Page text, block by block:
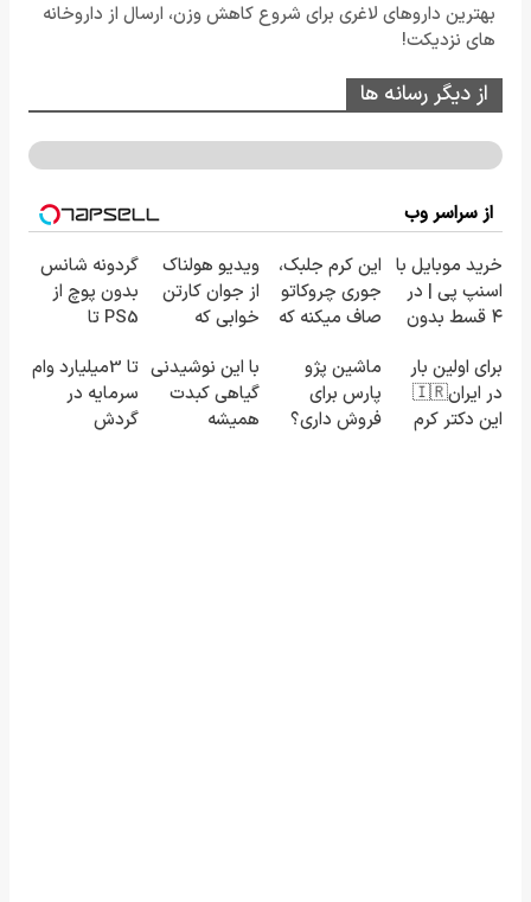
بهترین داروهای لاغری برای شروع کاهش وزن، ارسال از داروخانه
های نزدیکت!
از دیگر رسانه ها
از سراسر وب
خرید موبایل با
اسنپ پی | در
۴ قسط بدون
این کرم جلبک،
جوری چروکاتو
صاف میکنه که
کردی!(تخفیف
ویژه)
ویدیو هولناک
از جوان کارتن
خوابی که
آموزش رایگان
گردونه شانس
بدون پوچ از
PS5 تا
کوین 🔥
برای اولین بار
در ایران🇮🇷
این دکتر کرم
ماشین پژو
پارس برای
فروش داری؟
با این نوشیدنی
گیاهی کبدت
همیشه
تا 3میلیارد وام
سرمایه در
گردش